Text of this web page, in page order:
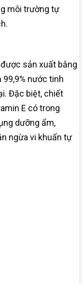
môi trường tự
sản xuất bằng
nước tinh
Đặc biệt, chiết
E có trong
dưỡng ẩm,
ngừa vi khuẩn tự